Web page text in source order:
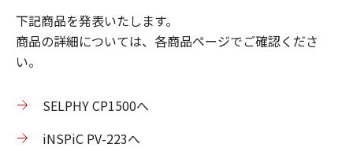
下記商品を発表いたします。
商品の詳細については、各商品ページでご確認くださ
い。
SELPHY CP1500へ
iNSPiC PV-223へ